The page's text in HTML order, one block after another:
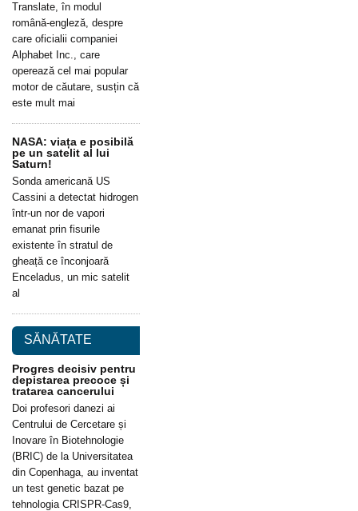
Translate, în modul
română-engleză, despre
care oficialii companiei
Alphabet Inc., care
operează cel mai popular
motor de căutare, susțin că
este mult mai
NASA: viața e posibilă
pe un satelit al lui
Saturn!
Sonda americană US
Cassini a detectat hidrogen
într-un nor de vapori
emanat prin fisurile
existente în stratul de
gheață ce înconjoară
Enceladus, un mic satelit
al
SĂNĂTATE
Progres decisiv pentru
depistarea precoce și
tratarea cancerului
Doi profesori danezi ai
Centrului de Cercetare și
Inovare în Biotehnologie
(BRIC) de la Universitatea
din Copenhaga, au inventat
un test genetic bazat pe
tehnologia CRISPR-Cas9,